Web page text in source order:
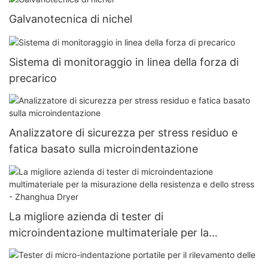
Galvanotecnica di nichel
Sistema di monitoraggio in linea della forza di
precarico
Analizzatore di sicurezza per stress residuo e
fatica basato sulla microindentazione
La migliore azienda di tester di
microindentazione multimateriale per la
misurazione della resistenza e dello stress -